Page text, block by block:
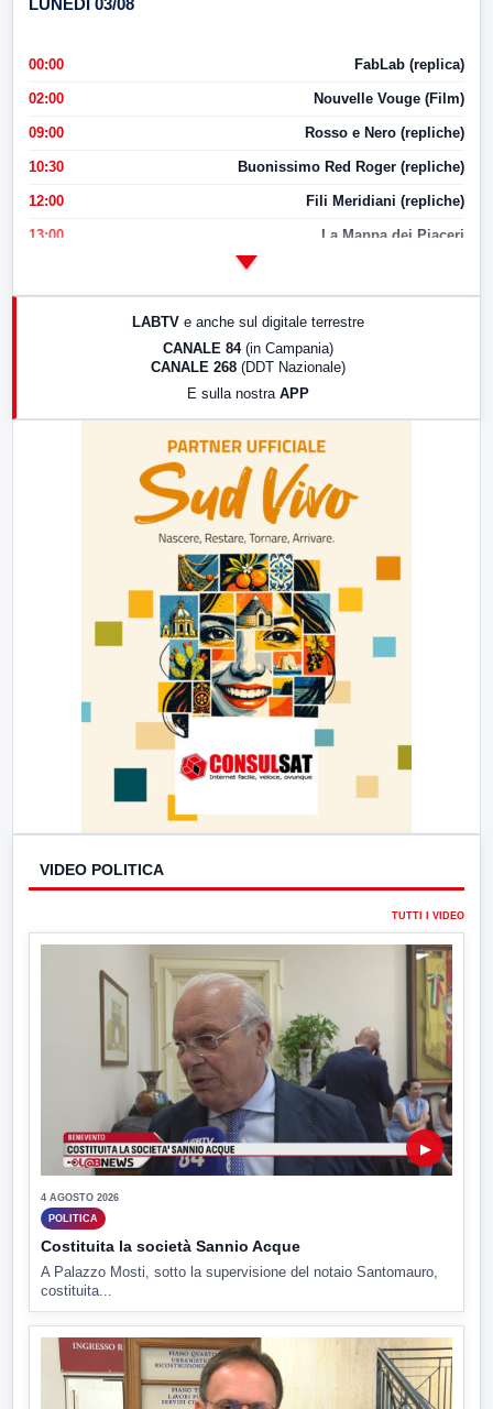
LUNEDI 03/08
00:00 FabLab (replica)
02:00 Nouvelle Vouge (Film)
09:00 Rosso e Nero (repliche)
10:30 Buonissimo Red Roger (repliche)
12:00 Fili Meridiani (repliche)
13:00 La Mappa dei Piaceri
LABTV e anche sul digitale terrestre
CANALE 84 (in Campania)
CANALE 268 (DDT Nazionale)
E sulla nostra APP
VIDEO POLITICA
TUTTI I VIDEO
▶
4 AGOSTO 2026
POLITICA
Costituita la società Sannio Acque
A Palazzo Mosti, sotto la supervisione del notaio Santomauro,
costituita...